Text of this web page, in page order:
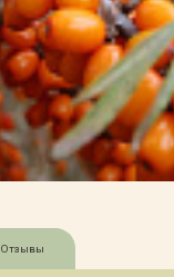
Отзывы